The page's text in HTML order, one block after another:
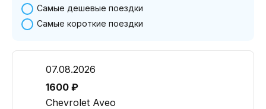
Самые дешевые поездки
Самые короткие поездки
07.08.2026
1600 ₽
Chevrolet Aveo